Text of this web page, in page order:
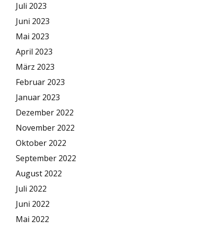
Juli 2023
Juni 2023
Mai 2023
April 2023
März 2023
Februar 2023
Januar 2023
Dezember 2022
November 2022
Oktober 2022
September 2022
August 2022
Juli 2022
Juni 2022
Mai 2022